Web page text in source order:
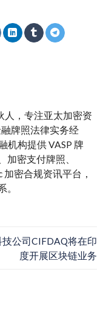
人，专注亚太加密资
牌照法律实务经
机构提供 VASP 牌
加密支付牌照、
密合规资讯平台，
。
公司CIFDAQ将在印
度开展区块链业务